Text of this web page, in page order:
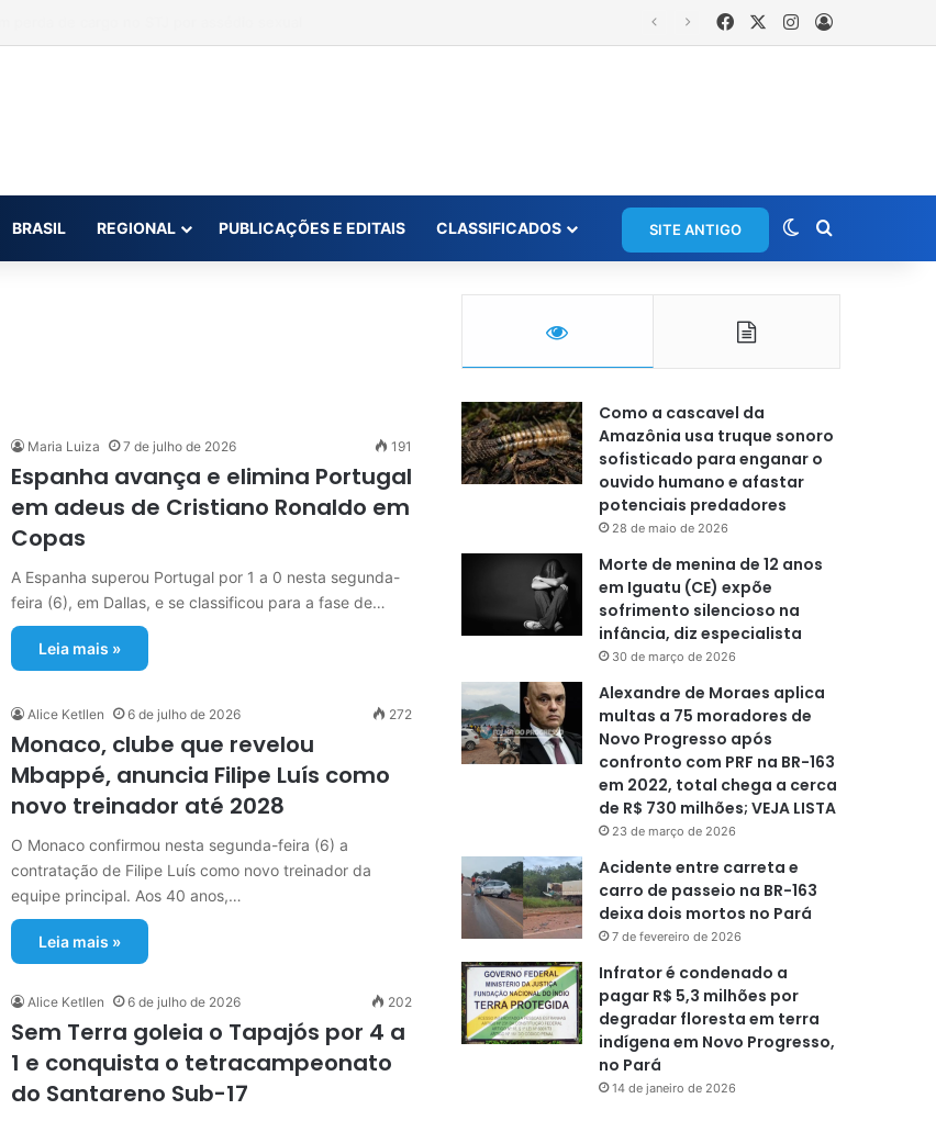
FacebookInstagram
BRASIL REGIONAL PUBLICAÇÕES E EDITAIS CLASSIFICADOS SITE ANTIGO Switch skin
Maria Luiza 7 de julho de 2026 191
Espanha avança e elimina Portugal
em adeus de Cristiano Ronaldo em
Copas
A Espanha superou Portugal por 1 a 0 nesta segunda-
feira (6), em Dallas, e se classificou para a fase de…
Leia mais »
Alice Ketllen 6 de julho de 2026 272
Monaco, clube que revelou
Mbappé, anuncia Filipe Luís como
novo treinador até 2028
O Monaco confirmou nesta segunda-feira (6) a
contratação de Filipe Luís como novo treinador da
equipe principal. Aos 40 anos,…
Leia mais »
Alice Ketllen 6 de julho de 2026 202
Sem Terra goleia o Tapajós por 4 a
1 e conquista o tetracampeonato
do Santareno Sub-17
Como a cascavel da
Amazônia usa truque sonoro
sofisticado para enganar o
ouvido humano e afastar
potenciais predadores
28 de maio de 2026
Morte de menina de 12 anos
em Iguatu (CE) expõe
sofrimento silencioso na
infância, diz especialista
30 de março de 2026
Alexandre de Moraes aplica
multas a 75 moradores de
Novo Progresso após
confronto com PRF na BR-163
em 2022, total chega a cerca
de R$ 730 milhões; VEJA LISTA
23 de março de 2026
Acidente entre carreta e
carro de passeio na BR-163
deixa dois mortos no Pará
7 de fevereiro de 2026
Infrator é condenado a
pagar R$ 5,3 milhões por
degradar floresta em terra
indígena em Novo Progresso,
no Pará
14 de janeiro de 2026